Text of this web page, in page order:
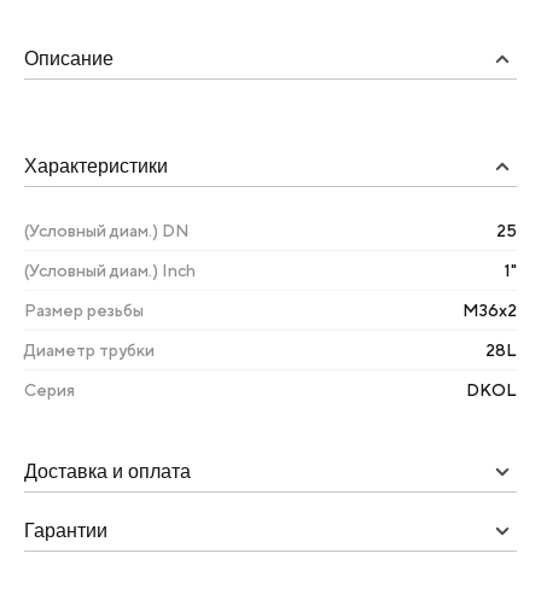
Описание
Характеристики
(Условный диам.) DN 25
(Условный диам.) Inch 1"
Размер резьбы М36х2
Диаметр трубки 28L
Серия DKOL
Доставка и оплата
Гарантии